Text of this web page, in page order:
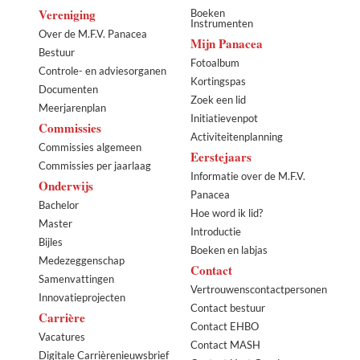
Vereniging
Over de M.F.V. Panacea
Bestuur
Controle- en adviesorganen
Documenten
Meerjarenplan
Commissies
Commissies algemeen
Commissies per jaarlaag
Onderwijs
Bachelor
Master
Bijles
Medezeggenschap
Samenvattingen
Innovatieprojecten
Carrière
Vacatures
Digitale Carrièrenieuwsbrief
Boeken
Instrumenten
Mijn Panacea
Fotoalbum
Kortingspas
Zoek een lid
Initiatievenpot
Activiteitenplanning
Eerstejaars
Informatie over de M.F.V.
Panacea
Hoe word ik lid?
Introductie
Boeken en labjas
Contact
Vertrouwenscontactpersonen
Contact bestuur
Contact EHBO
Contact MASH